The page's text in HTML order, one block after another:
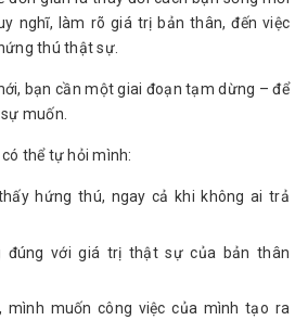
nghĩ, làm rõ giá trị bản thân, đến việc
thú thật sự.
bạn cần một giai đoạn tạm dừng – để
muốn.
thể tự hỏi mình:
hứng thú, ngay cả khi không ai trả
đúng với giá trị thật sự của bản thân
mình muốn công việc của mình tạo ra